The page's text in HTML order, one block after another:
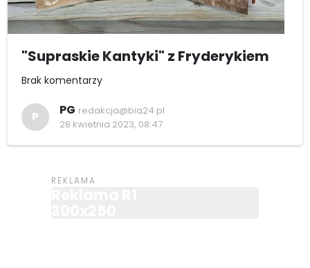
"Supraskie Kantyki" z Fryderykiem
Brak komentarzy
P PG redakcja@bia24.pl
28 kwietnia 2023, 08:47